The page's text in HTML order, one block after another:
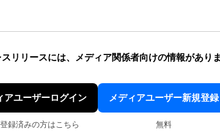
リリースには、 メディア関係者向けの情報があり
アユーザーログイン
録済みの方はこちら
メディアユーザー新規登録
無料